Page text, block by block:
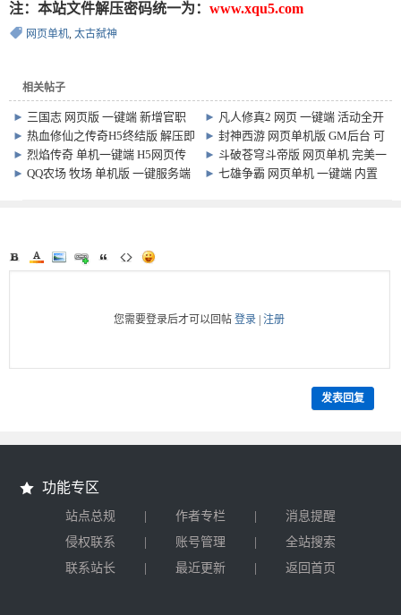
注：本站文件解压密码统一为： www.xqu5.com
网页单机, 太古弑神
相关帖子
► 三国志 网页版 一键端 新增官职
兵种
► 凡人修真2 网页 一键端 活动全开
刷可BOSS 无限元宝
►热血修仙之传奇H5终结版 解压即
玩，附GM后台
►封神西游 网页单机版 GM后台 可
全屏玩！
►烈焰传奇 单机一键端 H5网页传
奇游戏
►斗破苍穹斗帝版 网页单机 完美一
键端 可外网
►QQ农场 牧场 单机版 一键服务端
►七雄争霸 网页单机 一键端 内置
您需要登录后才可以回帖登录 |注册
发表回复
功能专区
站点总规 | 作者专栏 |
消息提醒
侵权联系
| 账号管理 |
全站搜索
联系站长
| 最近更新 | 返回首页